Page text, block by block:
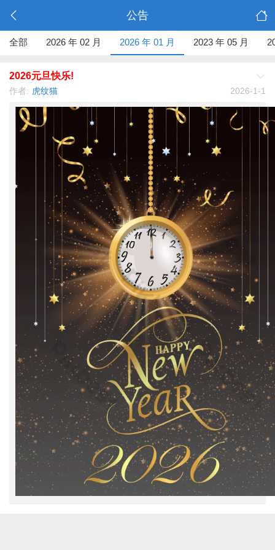
公告
全部 2026 年 02 月 2026 年 01 月 2023 年 05 月
2026元旦快乐!
2026-1-1
作者: 虎纹猫